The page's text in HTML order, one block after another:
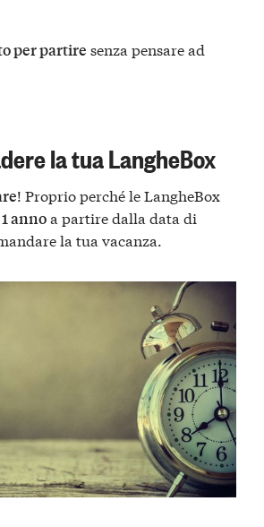
per partire senza pensare ad
la tua LangheBox
! Proprio perché le LangheBox
annoa partire dalla data di
la tua vacanza.